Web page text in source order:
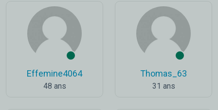
Effemine4064
48 ans
Thomas_63
31 ans